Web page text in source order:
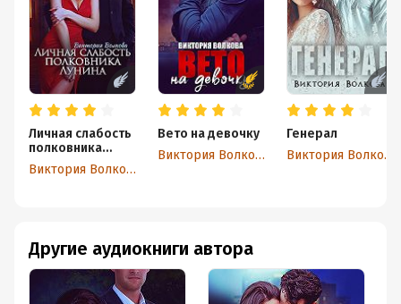
Личная слабость
полковника
Лунина
Виктория Волкова
Вето на девочку
Виктория Волкова
Генерал
Виктория Волкова
Другие аудиокниги автора